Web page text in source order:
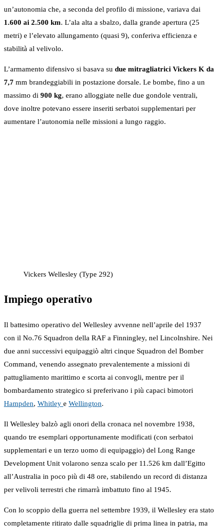
un’autonomia che, a seconda del profilo di missione, variava dai
1.600 ai 2.500 km. L’ala alta a sbalzo, dalla grande apertura (25
metri) e l’elevato allungamento (quasi 9), conferiva efficienza e
stabilità al velivolo.
L’armamento difensivo si basava su due mitragliatrici Vickers K da
7,7 mm brandeggiabili in postazione dorsale. Le bombe, fino a un
massimo di 900 kg, erano alloggiate nelle due gondole ventrali,
dove inoltre potevano essere inseriti serbatoi supplementari per
aumentare l’autonomia nelle missioni a lungo raggio.
Vickers Wellesley (Type 292)
Impiego operativo
Il battesimo operativo del Wellesley avvenne nell’aprile del 1937
con il No.76 Squadron della RAF a Finningley, nel Lincolnshire. Nei
due anni successivi equipaggiò altri cinque Squadron del Bomber
Command, venendo assegnato prevalentemente a missioni di
pattugliamento marittimo e scorta ai convogli, mentre per il
bombardamento strategico si preferivano i più capaci bimotori
Hampden, Whitley e Wellington.
Il Wellesley balzò agli onori della cronaca nel novembre 1938,
quando tre esemplari opportunamente modificati (con serbatoi
supplementari e un terzo uomo di equipaggio) del Long Range
Development Unit volarono senza scalo per 11.526 km dall’Egitto
all’Australia in poco più di 48 ore, stabilendo un record di distanza
per velivoli terrestri che rimarrà imbattuto fino al 1945.
Con lo scoppio della guerra nel settembre 1939, il Wellesley era stato
completamente ritirato dalle squadriglie di prima linea in patria, ma